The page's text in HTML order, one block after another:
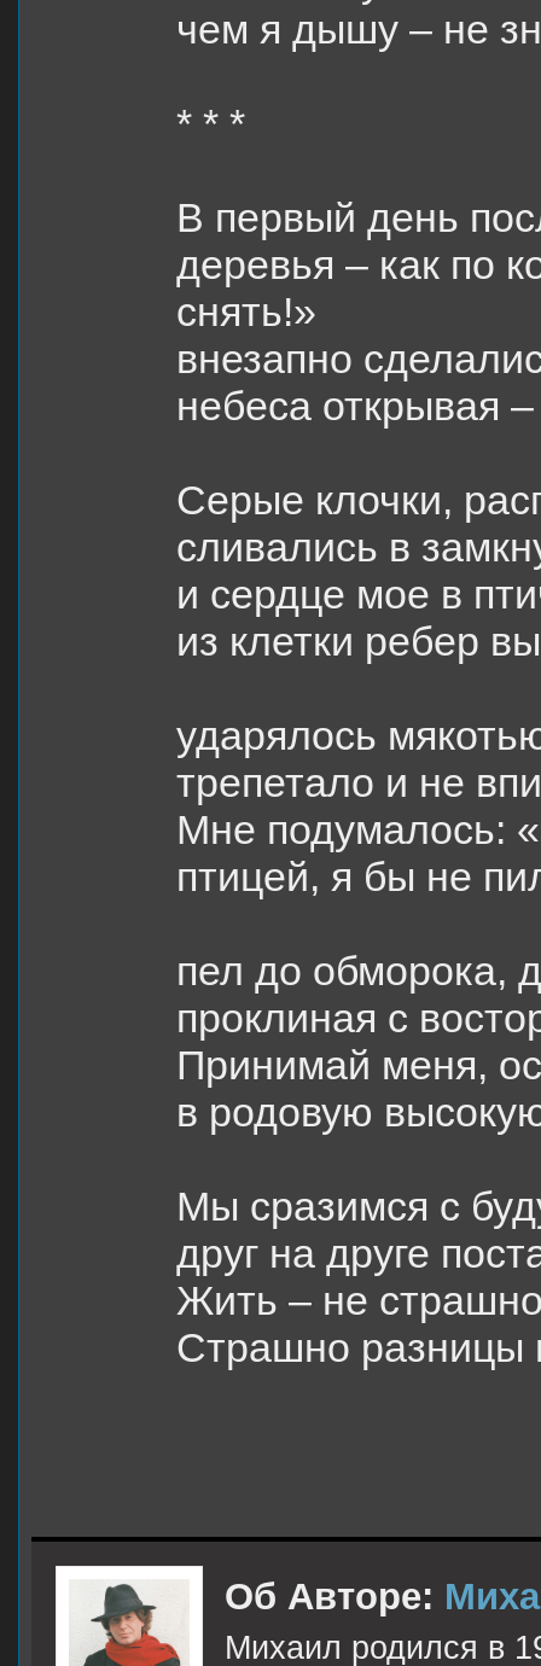
чем я дышу – не
* * *
В первый день
деревья – как по
снять!»
внезапно
небеса открывая
Серые клочки,
сливались в
и сердце мое в
из клетки ребер
ударялось
трепетало и не
Мне подумалось:
птицей, я бы не
пел до обморока,
проклиная с
Принимай меня,
в родовую
Мы сразимся с
друг на друге
Жить – не
Страшно разницы
Об Авторе:
Михаил родился в